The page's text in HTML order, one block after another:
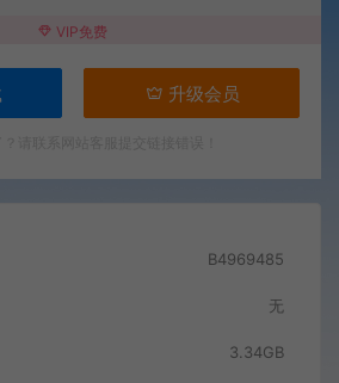
VIP免费
升级会员
B4969485
无
3.34GB